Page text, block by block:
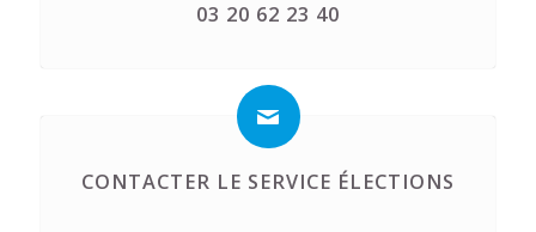
03 20 62 23 40
CONTACTER LE SERVICE ÉLECTIONS